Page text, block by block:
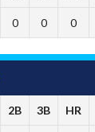
0 0 0
2B 3B HR